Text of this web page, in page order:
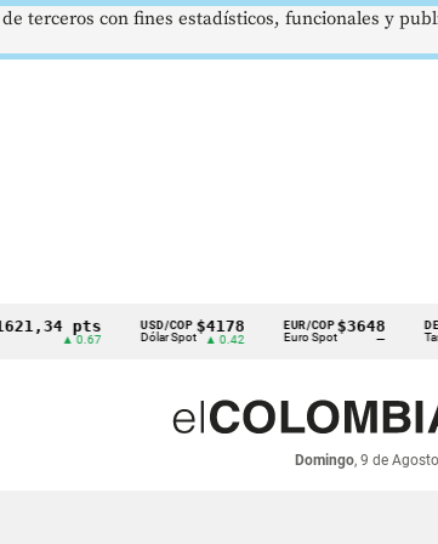
pts USD/COP
Dólar Spot
$4178
▲ 0.42
EUR/COP
Euro Spot
$3648
— Tasa
Domingo, 9 de
terceros con fines estadísticos, funcionales y